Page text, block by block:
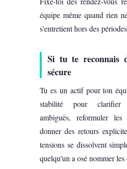
équipe même quand rien
s'entretient hors des
Si tu te reconnais
sécure
Tu es un actif pour ton
stabilité pour clarifier
ambiguës, reformuler les
donner des retours
tensions se dissolvent
quelqu'un a osé nommer les